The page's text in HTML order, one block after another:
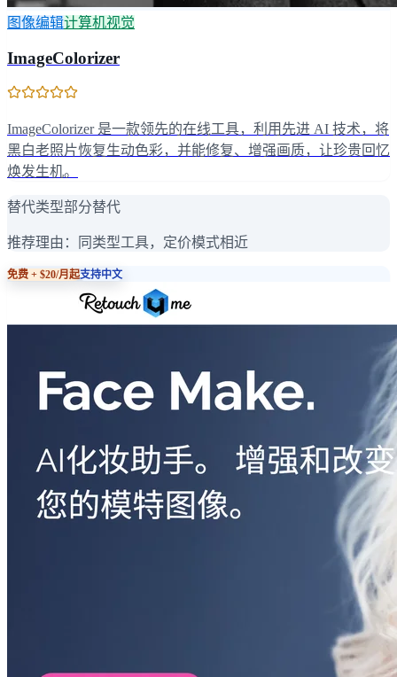
图像编辑计算机视觉
ImageColorizer
ImageColorizer 是一款领先的在线工具，利用先进 AI 技术，将
黑白老照片恢复生动色彩，并能修复、增强画质，让珍贵回忆
焕发生机。
替代类型部分替代
推荐理由： 同类型工具，定价模式相近
免费 + $20/月起支持中文